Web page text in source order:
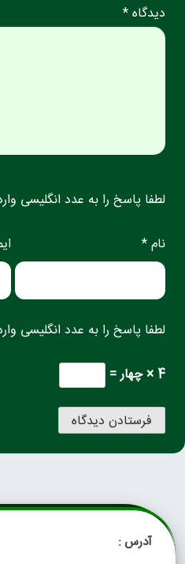
دیدگاه *
لطفا پاسخ را به عدد انگلیسی
نام *
لطفا پاسخ را به عدد انگلیسی
4 × چهار =
آدرس :